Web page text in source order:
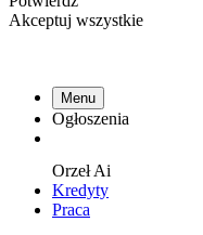
Akceptuj wszystkie
Menu
Ogłoszenia
OrzełAi
Kredyty
Praca